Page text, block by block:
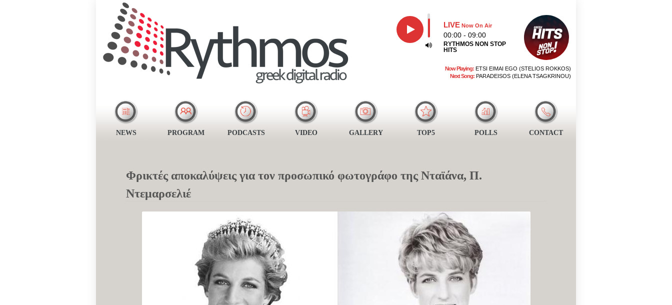
LIVE Now On Air
00:00 - 09:00
RYTHMOS NON STOP
HITS
Now Playing: ETSI EIMAI EGO (STELIOS ROKKOS)
Next Song: PARADEISOS (ELENA TSAGKRINOU)
NEWS PROGRAM PODCASTS VIDEO GALLERY TOP5 POLLS CONTACT
Φρικτές αποκαλύψεις για τον προσωπικό φωτογράφο της Νταϊάνα, Π.
Ντεμαρσελιέ